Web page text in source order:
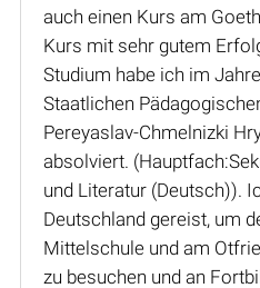
auch einen Kurs am
Kurs mit sehr gutem
Studium habe ich im
Staatlichen
Pereyaslav-Chmelnizki
absolviert.
und Literatur (Deutsch)).
Deutschland gereist, um
Mittelschule und am
zu besuchen und an